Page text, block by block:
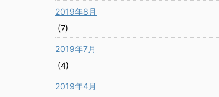
2019年8月
(7)
2019年7月
(4)
2019年4月